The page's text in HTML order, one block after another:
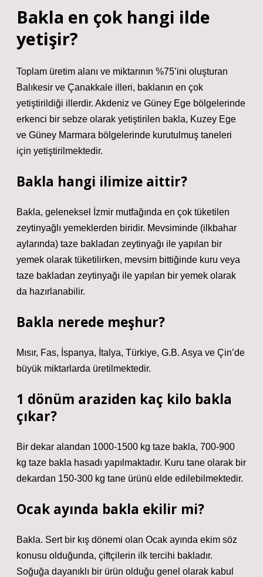
Bakla en çok hangi ilde
yetişir?
Toplam üretim alanı ve miktarının %75’ini oluşturan
Balıkesir ve Çanakkale illeri, baklanın en çok
yetiştirildiği illerdir. Akdeniz ve Güney Ege bölgelerinde
erkenci bir sebze olarak yetiştirilen bakla, Kuzey Ege
ve Güney Marmara bölgelerinde kurutulmuş taneleri
için yetiştirilmektedir.
Bakla hangi ilimize aittir?
Bakla, geleneksel İzmir mutfağında en çok tüketilen
zeytinyağlı yemeklerden biridir. Mevsiminde (ilkbahar
aylarında) taze bakladan zeytinyağı ile yapılan bir
yemek olarak tüketilirken, mevsim bittiğinde kuru veya
taze bakladan zeytinyağı ile yapılan bir yemek olarak
da hazırlanabilir.
Bakla nerede meşhur?
Mısır, Fas, İspanya, İtalya, Türkiye, G.B. Asya ve Çin’de
büyük miktarlarda üretilmektedir.
1 dönüm araziden kaç kilo bakla
çıkar?
Bir dekar alandan 1000-1500 kg taze bakla, 700-900
kg taze bakla hasadı yapılmaktadır. Kuru tane olarak bir
dekardan 150-300 kg tane ürünü elde edilebilmektedir.
Ocak ayında bakla ekilir mi?
Bakla. Sert bir kış dönemi olan Ocak ayında ekim söz
konusu olduğunda, çiftçilerin ilk tercihi bakladır.
Soğuğa dayanıklı bir ürün olduğu genel olarak kabul